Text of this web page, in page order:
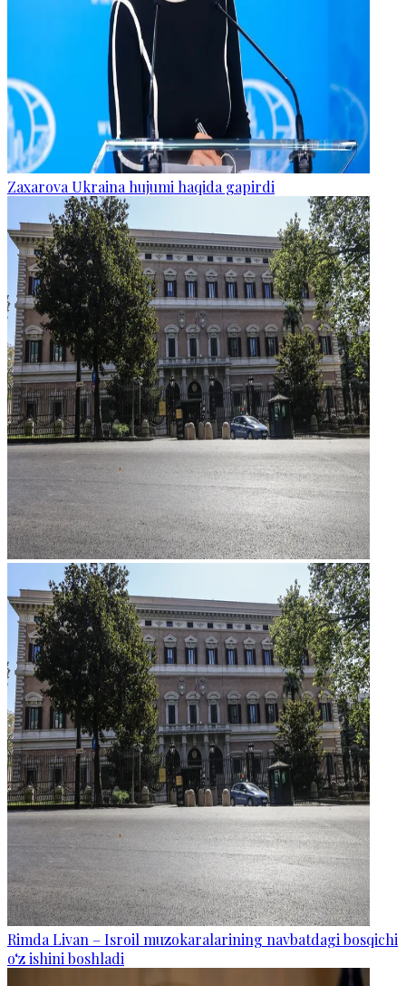
Zaxarova Ukraina hujumi haqida gapirdi
Rimda Livan – Isroil muzokaralarining navbatdagi bosqichi
o‘z ishini boshladi